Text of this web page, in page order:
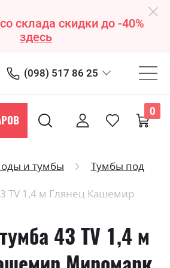
склада скидки до -40%
здесь
(098) 517 86 25
0
и тумбы
Тумбы под
TV 1,4 м Глянец Кашемир
43 TV 1,4 м